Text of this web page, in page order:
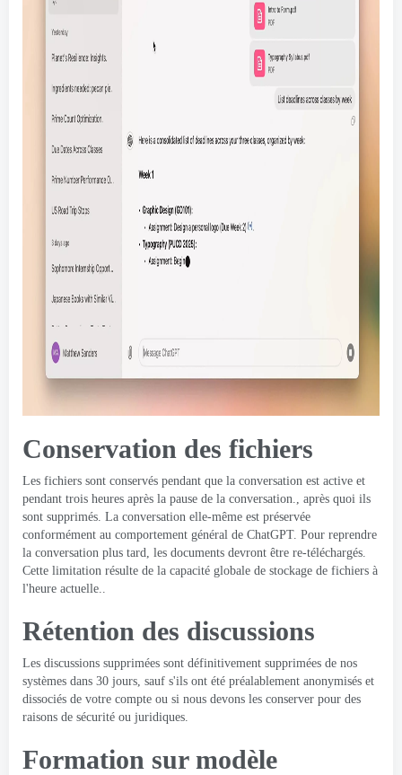
Conservation des fichiers
Les fichiers sont conservés pendant que la conversation est active et
pendant trois heures après la pause de la conversation., après quoi ils
sont supprimés. La conversation elle-même est préservée
conformément au comportement général de ChatGPT. Pour reprendre
la conversation plus tard, les documents devront être re-téléchargés.
Cette limitation résulte de la capacité globale de stockage de fichiers à
l'heure actuelle..
Rétention des discussions
Les discussions supprimées sont définitivement supprimées de nos
systèmes dans 30 jours, sauf s'ils ont été préalablement anonymisés et
dissociés de votre compte ou si nous devons les conserver pour des
raisons de sécurité ou juridiques.
Formation sur modèle